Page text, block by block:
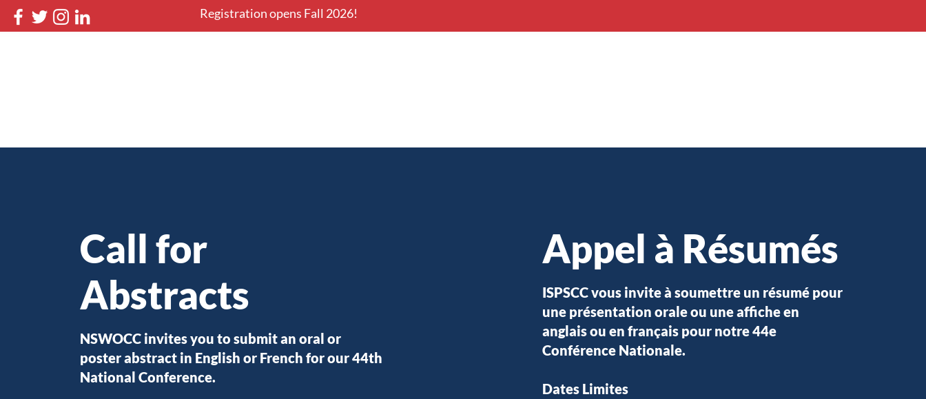
Registration opens Fall 2026!
Call for
Abstracts
NSWOCC invites you to submit an oral or
poster abstract in English or French for our 44th
National Conference.
Appel à Résumés
ISPSCC vous invite à soumettre un résumé pour
une présentation orale ou une affiche en
anglais ou en français pour notre 44e
Conférence Nationale.
Dates Limites